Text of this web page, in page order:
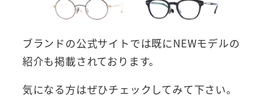
ブランドの公式サイトでは既にNEWモデルの
紹介も掲載されております。
気になる方はぜひチェックしてみて下さい。